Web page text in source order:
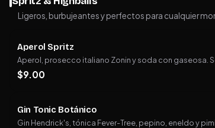
Ligeros, burbujeantes y perfectos para cualquier
Aperol Spritz
Aperol, prosecco italiano Zonin y soda con gaseosa.
$9.00
Gin Tonic Botánico
Gin Hendrick's, tónica Fever-Tree, pepino, eneldo y